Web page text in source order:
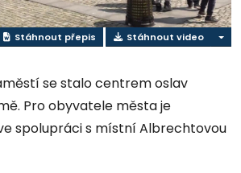
Stáhnout přepis Stáhnout video
se stalo centrem oslav
Pro obyvatele města je
spolupráci s místní Albrechtovou